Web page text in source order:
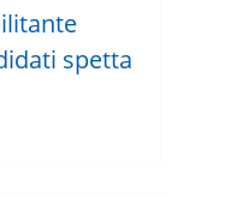
spetta